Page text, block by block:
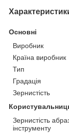
Основні
Виробник
Країна виробник
Тип
Градація
Зернистість
Зернистість
інструменту